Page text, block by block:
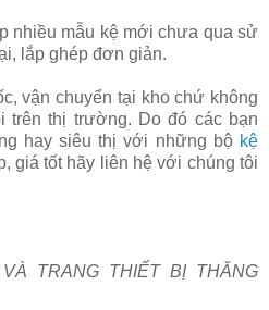
nhiều mẫu kệ mới chưa qua sử
lắp ghép đơn giản.
vận chuyển tại kho chứ không
trên thị trường. Do đó các bạn
hay siêu thị với những bộ kệ
giá tốt hãy liên hệ với chúng tôi
TRANG THIẾT BỊ THĂNG